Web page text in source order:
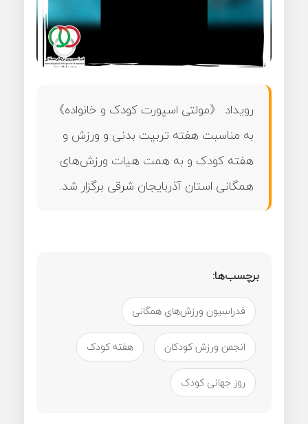
رویداد 《مولتی اسپورت کودک و خانواده》
به مناسبت هفته تربیت بدنی و ورزش و
هفته کودک و به همت هیات ورزش‌های
همگانی استان آذربایجان شرقی برگزار شد.
برچسب‌ها:
فدراسیون ورزش‌های همگانی
انجمن ورزش کودکان هفته کودک
روز جهانی کودک